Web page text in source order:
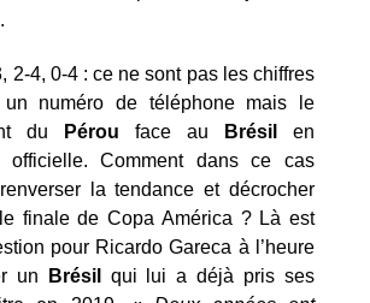
2-4, 0-4 : ce ne sont pas les chiffres
un numéro de téléphone mais le
du
Pérou face au Brésil
en
officielle. Comment dans ce cas
la tendance et décrocher
finale de Copa América ? Là est
pour Ricardo Gareca à l’heure
un
Brésil
qui lui a déjà pris ses